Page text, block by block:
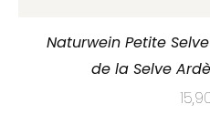
Naturwein Petite
de la Selve